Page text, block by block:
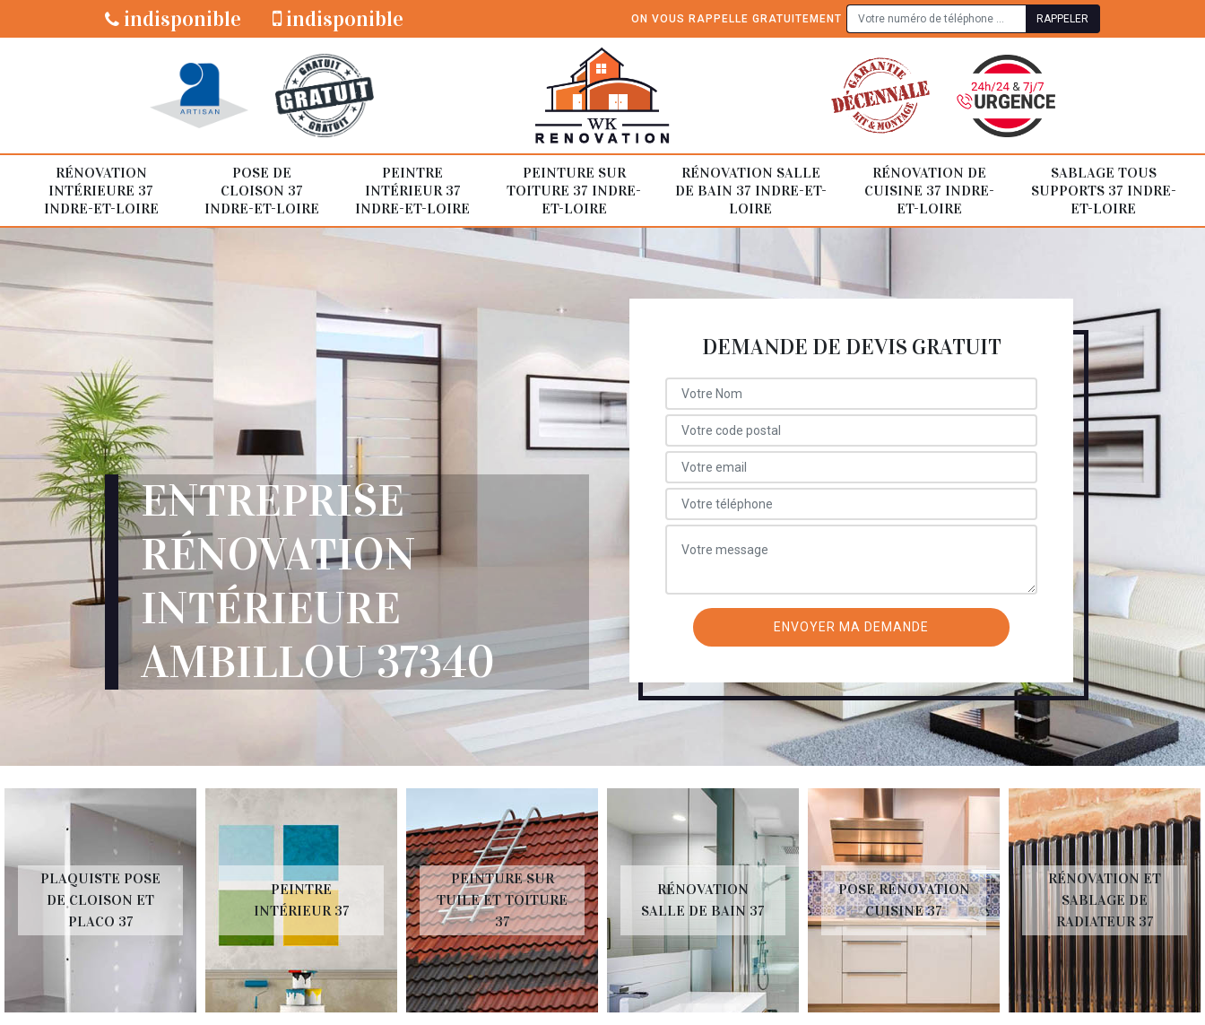
indisponible indisponible ON VOUS RAPPELLE GRATUITEMENT
RÉNOVATION
INTÉRIEURE 37
INDRE-ET-LOIRE
POSE DE
CLOISON 37
INDRE-ET-LOIRE
PEINTRE
INTÉRIEUR 37
INDRE-ET-LOIRE
PEINTURE SUR
TOITURE 37 INDRE-
ET-LOIRE
RÉNOVATION SALLE
DE BAIN 37 INDRE-ET-
LOIRE
RÉNOVATION DE
CUISINE 37 INDRE-
ET-LOIRE
SABLAGE TOUS
SUPPORTS 37 INDRE-
ET-LOIRE
ENTREPRISE
RÉNOVATION
INTÉRIEURE
AMBILLOU 37340
DEMANDE DE DEVIS GRATUIT
PLAQUISTE POSE
DE CLOISON ET
PLACO 37
PEINTRE
INTÉRIEUR 37
PEINTURE SUR
TUILE ET TOITURE
37
RÉNOVATION
SALLE DE BAIN 37
POSE RÉNOVATION
CUISINE 37
RÉNOVATION ET
SABLAGE DE
RADIATEUR 37